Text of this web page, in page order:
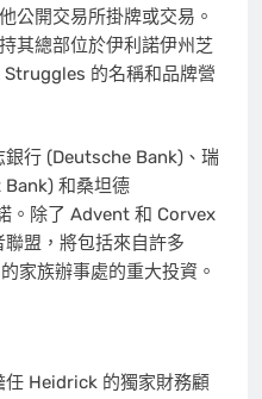
公開交易所掛牌或交易。
其總部位於伊利諾伊州芝
的名稱和品牌營
行 (Deutsche Bank)、瑞
和桑坦德
。除了 Advent 和 Corvex
盟，將包括來自許多
家族辦事處的重大投資。
Heidrick 的獨家財務顧